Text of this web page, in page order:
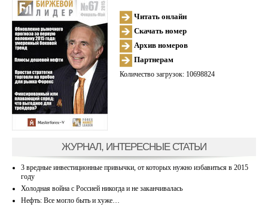
Читать онлайн
Скачать номер
Архив номеров
Партнерам
Количество загрузок: 10698824
ЖУРНАЛ, ИНТЕРЕСНЫЕ СТАТЬИ
3 вредные инвестиционные привычки, от которых нужно избавиться в 2015
году
Холодная война с Россией никогда и не заканчивалась
Нефть: Все могло быть и хуже…